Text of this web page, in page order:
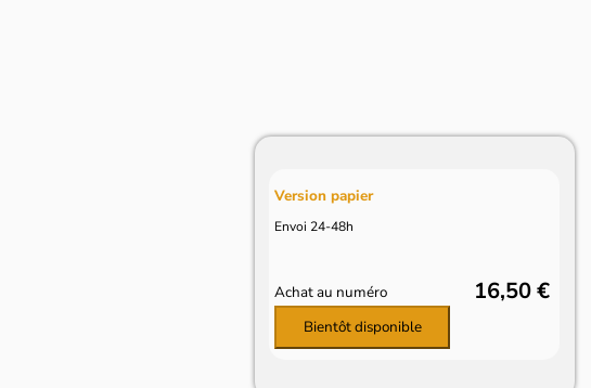
Version papier
Envoi 24-48h
Achat au numéro 16,50 €
Bientôt disponible